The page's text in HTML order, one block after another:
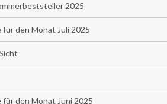
2025
den Monat Juli 2025
den Monat Juni 2025